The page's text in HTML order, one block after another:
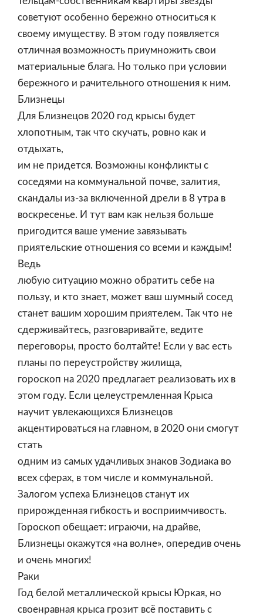
советуют особенно бережно относиться к
своему имуществу. В этом году появляется
отличная возможность приумножить свои
материальные блага. Но только при условии
бережного и рачительного отношения к ним.
Близнецы
Для Близнецов 2020 год крысы будет
хлопотным, так что скучать, ровно как и
отдыхать,
им не придется. Возможны конфликты с
соседями на коммунальной почве, залития,
скандалы из-за включенной дрели в 8 утра в
воскресенье. И тут вам как нельзя больше
пригодится ваше умение завязывать
приятельские отношения со всеми и каждым!
Ведь
любую ситуацию можно обратить себе на
пользу, и кто знает, может ваш шумный сосед
станет вашим хорошим приятелем. Так что не
сдерживайтесь, разговаривайте, ведите
переговоры, просто болтайте! Если у вас есть
планы по переустройству жилища,
гороскоп на 2020 предлагает реализовать их в
этом году. Если целеустремленная Крыса
научит увлекающихся Близнецов
акцентироваться на главном, в 2020 они смогут
стать
одним из самых удачливых знаков Зодиака во
всех сферах, в том числе и коммунальной.
Залогом успеха Близнецов станут их
прирожденная гибкость и восприимчивость.
Гороскоп обещает: играючи, на драйве,
Близнецы окажутся «на волне», опередив очень
и очень многих!
Раки
Год белой металлической крысы Юркая, но
своенравная крыса грозит всё поставить с